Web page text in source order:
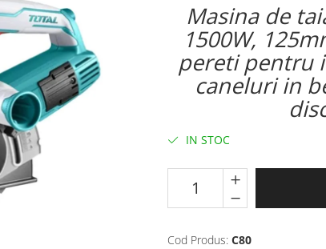
Masina de
1500W,
pereti pentru
caneluri in
IN STOC
Cod Produs: C80